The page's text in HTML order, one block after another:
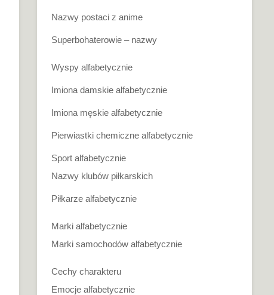
Nazwy postaci z anime
Superbohaterowie – nazwy
Wyspy alfabetycznie
Imiona damskie alfabetycznie
Imiona męskie alfabetycznie
Pierwiastki chemiczne alfabetycznie
Sport alfabetycznie
Nazwy klubów piłkarskich
Piłkarze alfabetycznie
Marki alfabetycznie
Marki samochodów alfabetycznie
Cechy charakteru
Emocje alfabetycznie